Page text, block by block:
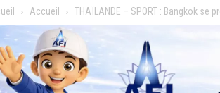
Accueil THAÏLANDE – SPORT : Bangkok se